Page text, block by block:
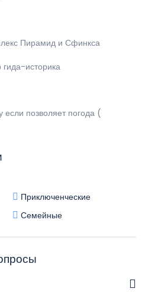
Пирамид и Сфинкса
гида-историка
если позволяет погода (
Приключенческие
Семейные